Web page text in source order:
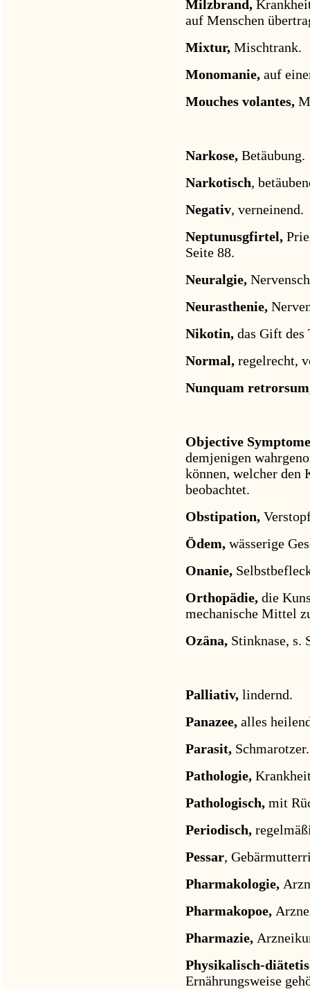
Milzbrand,
auf Menschen
Mixtur, Mischtrank.
Monomanie, auf
Mouches volantes,
Narkose, Betäubung.
Narkotisch,
Negativ, verneinend.
Neptunusgfirtel,
Seite 88.
Neuralgie,
Neurasthenie,
Nikotin, das Gift des
Normal, regelrecht,
Nunquam
Objective
demjenigen
können, welcher den
beobachtet.
Obstipation,
Ödem, wässerige
Onanie,
Orthopädie, die
mechanische Mittel
Ozäna, Stinknase, s.
Palliativ, lindernd.
Panazee, alles
Parasit,
Pathologie,
Pathologisch, mit
Periodisch,
Pessar,
Pharmakologie,
Pharmakopoe,
Pharmazie,
Physikalisch-
Ernährungsweise